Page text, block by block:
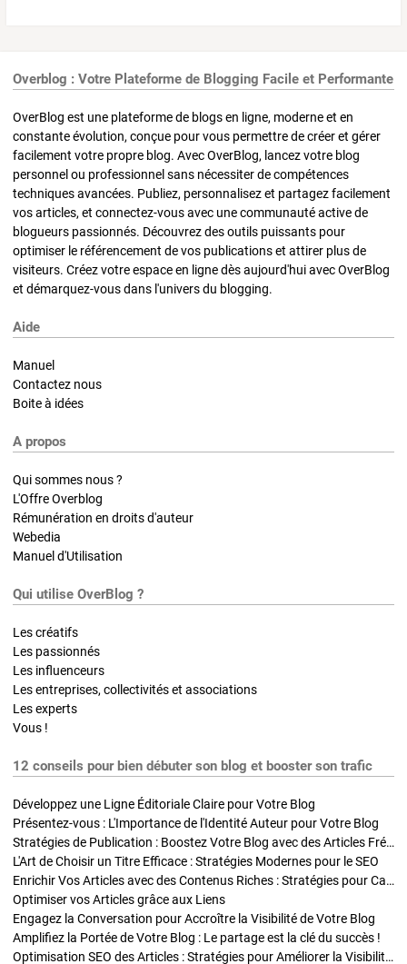
Overblog : Votre Plateforme de Blogging Facile et Performante
OverBlog est une plateforme de blogs en ligne, moderne et en
constante évolution, conçue pour vous permettre de créer et gérer
facilement votre propre blog. Avec OverBlog, lancez votre blog
personnel ou professionnel sans nécessiter de compétences
techniques avancées. Publiez, personnalisez et partagez facilement
vos articles, et connectez-vous avec une communauté active de
blogueurs passionnés. Découvrez des outils puissants pour
optimiser le référencement de vos publications et attirer plus de
visiteurs. Créez votre espace en ligne dès aujourd'hui avec OverBlog
et démarquez-vous dans l'univers du blogging.
Aide
Manuel
Contactez nous
Boite à idées
A propos
Qui sommes nous ?
L'Offre Overblog
Rémunération en droits d'auteur
Webedia
Manuel d'Utilisation
Qui utilise OverBlog ?
Les créatifs
Les passionnés
Les influenceurs
Les entreprises, collectivités et associations
Les experts
Vous !
12 conseils pour bien débuter son blog et booster son trafic
Développez une Ligne Éditoriale Claire pour Votre Blog
Présentez-vous : L'Importance de l'Identité Auteur pour Votre Blog
Stratégies de Publication : Boostez Votre Blog avec des Articles Fréquents et Exclusifs
L'Art de Choisir un Titre Efficace : Stratégies Modernes pour le SEO
Enrichir Vos Articles avec des Contenus Riches : Stratégies pour Captiver et Optimiser
Optimiser vos Articles grâce aux Liens
Engagez la Conversation pour Accroître la Visibilité de Votre Blog
Amplifiez la Portée de Votre Blog : Le partage est la clé du succès !
Optimisation SEO des Articles : Stratégies pour Améliorer la Visibilité de Votre Blog